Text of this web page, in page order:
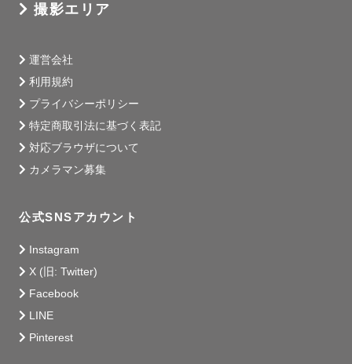
撮影エリア
運営会社
利用規約
プライバシーポリシー
特定商取引法に基づく表記
対応ブラウザについて
カメラマン募集
公式SNSアカウント
Instagram
X (旧: Twitter)
Facebook
LINE
Pinterest